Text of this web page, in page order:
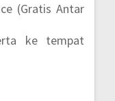
(Gratis Antar
ke tempat